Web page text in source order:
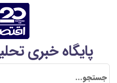
پایگاه خبری